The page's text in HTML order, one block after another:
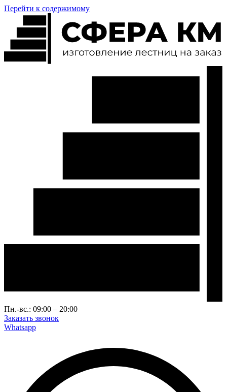
Перейти к содержимому
Пн.-вс.: 09:00 – 20:00
Заказать звонок
Whatsapp